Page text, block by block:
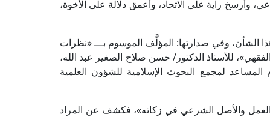
وأرسخ راية على الاتحاد، وأعمق دلالة على الأُخوة،
الشأن، وفي صدارتها: المؤلَّف الموسوم بـــ «نظرات
للأستاذ الدكتور/ حسن صلاح الصغير عبد الله،
المساعد لمجمع البحوث الإسلامية للشؤون العلمية
والأصل الشرعي في زكاته»، فكشف عن المراد